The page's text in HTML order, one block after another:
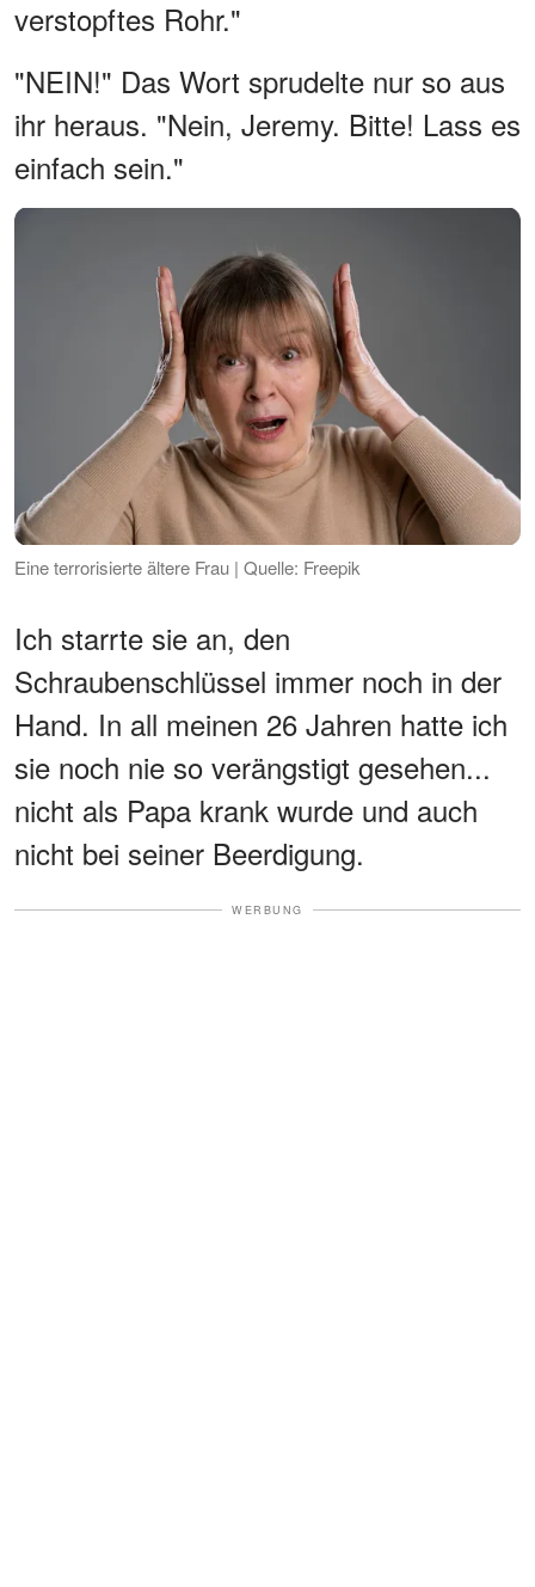
verstopftes Rohr."
"NEIN!" Das Wort sprudelte nur so aus
ihr heraus. "Nein, Jeremy. Bitte! Lass es
einfach sein."
Eine terrorisierte ältere Frau | Quelle: Freepik
Ich starrte sie an, den
Schraubenschlüssel immer noch in der
Hand. In all meinen 26 Jahren hatte ich
sie noch nie so verängstigt gesehen...
nicht als Papa krank wurde und auch
nicht bei seiner Beerdigung.
WERBUNG